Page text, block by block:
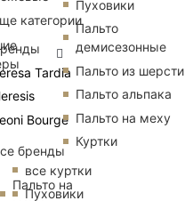
категории
Tardia
Bourge
бренды
Пальто на
Пуховики
Пальто
демисезонные
Пальто из шерсти
Пальто альпака
Пальто на меху
Куртки
все куртки
Пуховики